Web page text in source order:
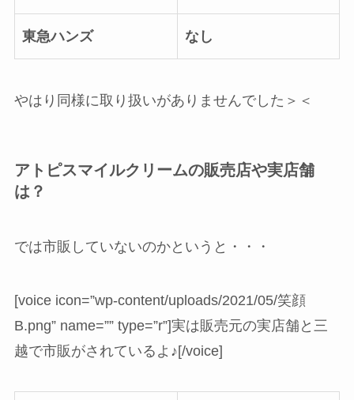
東急ハンズ なし
やはり同様に取り扱いがありませんでした＞＜
アトピスマイルクリームの販売店や実店舗
は？
では市販していないのかというと・・・
[voice icon=”wp-content/uploads/2021/05/笑顔
B.png” name=”” type=”r”]実は販売元の実店舗と三
越で市販がされているよ♪[/voice]